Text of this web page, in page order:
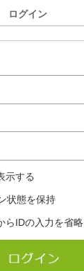
ログイン
示する
状態を保持
らIDの入力を省略